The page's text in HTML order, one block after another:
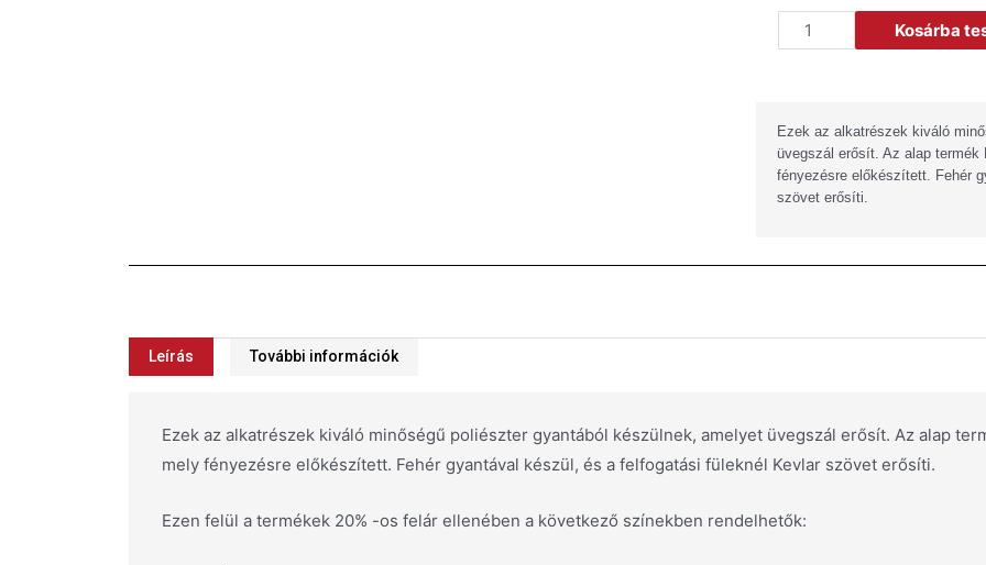
Kosárba
Ezek az alkatrészek kiváló
üvegszál erősít. Az alap
fényezésre előkészített. Fehér
szövet erősíti.
Leírás További információk
Ezek az alkatrészek kiváló minőségű poliészter gyantából készülnek, amelyet üvegszál erősít. Az alap
mely fényezésre előkészített. Fehér gyantával készül, és a felfogatási füleknél Kevlar szövet erősíti.
Ezen felül a termékek 20% -os felár ellenében a következő színekben rendelhetők: